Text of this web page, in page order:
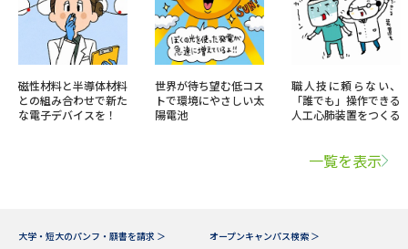
磁性材料と半導体材料
との組み合わせで新た
な電子デバイスを！
世界が待ち望む低コス
トで環境にやさしい太
陽電池
職人技に頼らない、
「誰でも」操作できる
人工心肺装置をつくる
一覧を表示
大学・短大のパンフ・願書を請求 ＞
オープンキャンパス検索 ＞